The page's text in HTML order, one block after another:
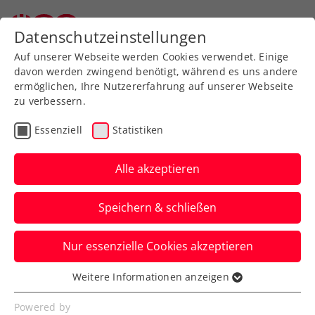
Zurück zur Newsübersicht
Rollstuhltennis
Masters-Siege für
Pesendorfer und Riegler
Auf der Anlage des TC Bad Ischl feierte
die heimische Rollstuhltennis-Elite einen
hochklassigen Saisonausklang.
Verfasst von: Stefan Schuh, 25.11.2024
Datenschutzeinstellungen
Auf unserer Webseite werden Cookies verwendet. Einige
davon werden zwingend benötigt, während es uns andere
ermöglichen, Ihre Nutzererfahrung auf unserer Webseite
zu verbessern.
Essenziell Statistiken
Alle akzeptieren
Speichern & schließen
Nur essenzielle Cookies akzeptieren
Essenziell
Essenzielle Cookies werden für grundlegende
Weitere Informationen anzeigen
Powered by